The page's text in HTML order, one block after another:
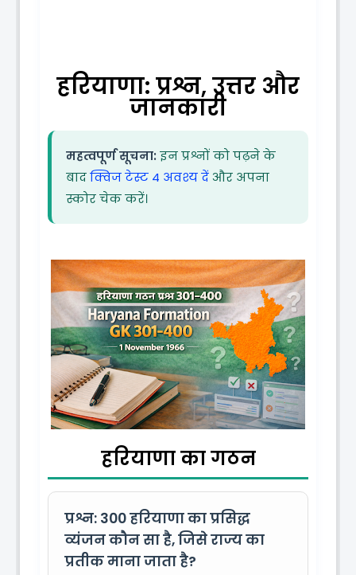
हरियाणा: प्रश्न, उत्तर और
जानकारी
महत्वपूर्ण सूचना: इन प्रश्नों को पढ़ने के
बादक्विज टेस्ट 4 अवश्य देंऔर अपना
स्कोर चेक करें।
हरियाणा का गठन
प्रश्न: 300हरियाणा का प्रसिद्ध
व्यंजन कौन सा है, जिसे राज्य का
प्रतीक माना जाता है?